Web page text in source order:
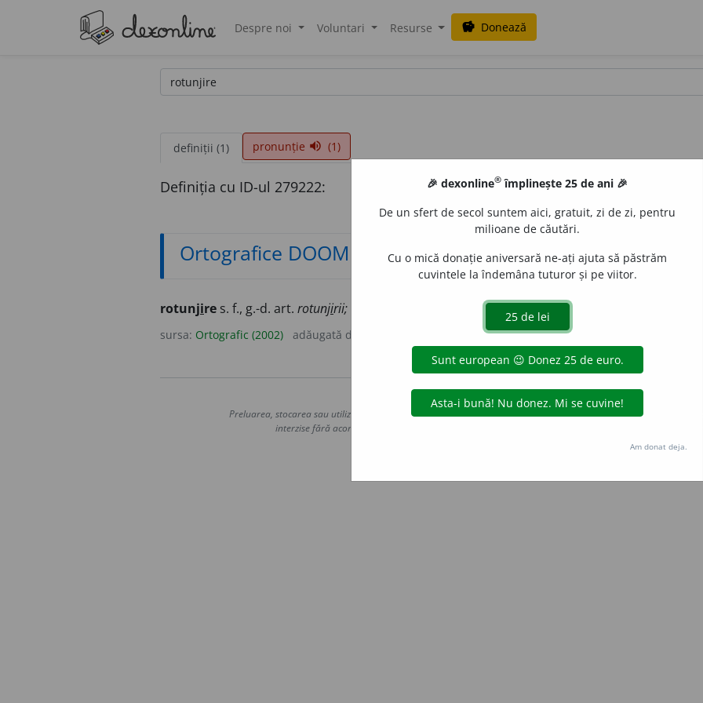
Despre noi Voluntari Resurse savings Donează
definiții (1) pronunție volume_up (1)
Definiția cu ID-ul 279222:
Ortografice DOOM
rotunjire s. f., g.-d. art. rotunjirii;
sursa: Ortografic (2002) adăugată de
Copyright © 2004-2026 dexonline (https://dexonline.ro)
Preluarea, stocarea sau utilizarea datelor de pe acest site, inclusiv prin orice metode de extragere automată
interzise fără acordul nostru prealabil scris, cu excepția seturilor de date oferite oficial spre utilizare
Hosterion
🎉 dexonline® împlinește 25 de ani 🎉
De un sfert de secol suntem aici, gratuit, zi de zi, pentru
milioane de căutări.
Cu o mică donație aniversară ne-ați ajuta să păstrăm
cuvintele la îndemâna tuturor și pe viitor.
Am donat deja.